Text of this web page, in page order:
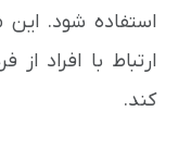
استفاده شود. این
ارتباط با افراد
کند.